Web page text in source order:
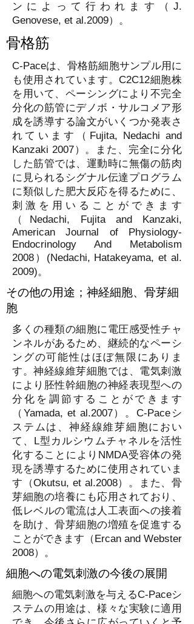
ンによって行われます（J.
Genovese, et al.2009）。
骨格筋
C-Paceは、骨格筋細胞サンプル用に
も使用されています。C2C12細胞株
を用いて、ペーシングにより不完全
分化の筋管にデノボ・サルコメア形
成を誘導する論文がいくつか発表さ
れています（Fujita, Nedachi and
Kanzaki 2007）。また、完全に分化
した筋管では、運動時に無傷の筋肉
に見られるシグナル伝達プログラム
に類似した肥大反応を得るために、
刺激を用いることができます
（Nedachi, Fujita and Kanzaki,
American Journal of Physiology-
Endocrinology And Metabolism
2008）(Nedachi, Hatakeyama, et al.
2009)。
その他の用途；神経細胞、骨芽細
胞
多くの種類の細胞に電圧感受性チャ
ンネルがあるため、継続的なペーシ
ングの可能性はほぼ無限にありま
す。神経線維芽細胞では、電気刺激
により胚性幹細胞の神経表現型への
分化を調節することができます
（Yamada, et al.2007）。C-Paceシ
ステムは、神経線維芽細胞におい
て、L型カルシウムチャネルを活性
化することによりNMDA受容体の発
現を誘導するために使用されていま
す（Okutsu, et al.2008）。また、骨
芽細胞の培養にも応用されており、
低レベルの電流は人工表面への接着
を助け、骨芽細胞の増殖を促進する
ことができます（Ercan and Webster
2008）。
細胞への電気刺激の今後の展開
細胞への電気刺激を与えるC-Paceシ
ステムの用途は、様々な実験に適用